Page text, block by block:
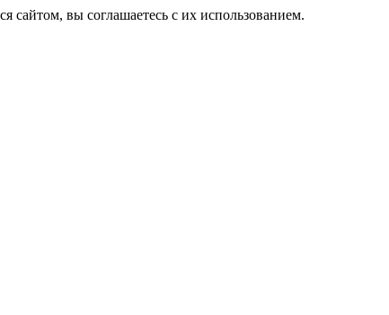
вы соглашаетесь с их использованием.